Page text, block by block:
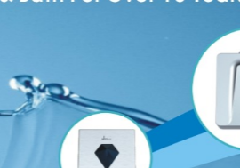
认证
政府采购清单